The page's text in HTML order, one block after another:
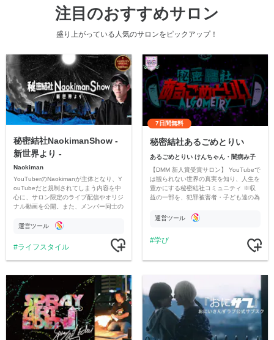
注目のおすすめサロン
盛り上がっている人気のサロンをピックアップ！
秘密結社NaokimanShow -
新世界より -
Naokiman
YouTuberのNaokimanが主体となり、Y
ouTubeだと規制されてしまう内容を中
心に、サロン限定のライブ配信やオリジ
ナル動画を公開。また、メンバー同士の
ただいています。
運営ツール
ライフスタイル
7日間無料
秘密結社あるごめとりい
あるごめとりい けんちゃん・闇病み子
【DMM 新人賞受賞サロン】 YouTubeで
は観られない世界の真実を知り、人生を
豊かにする秘密結社コミュニティ ※収
益の一部を、犯罪被害者・子ども達の為
す運営ツール
学び